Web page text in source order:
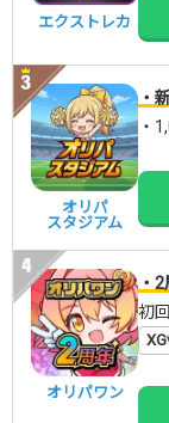
エクストレカ
オリパ
スタジアム
・
・
オリパワン
・
初